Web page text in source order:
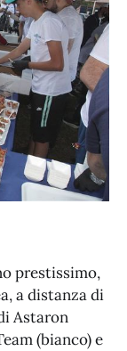
prestissimo,
a distanza di
Astaron
(bianco) e